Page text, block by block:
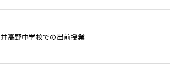
井高野中学校での出前授業